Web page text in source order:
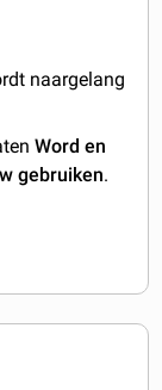
naargelang
Word en
gebruiken.